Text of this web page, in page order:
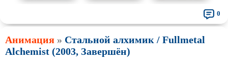
0
Анимация » Стальной алхимик / Fullmetal
Alchemist (2003, Завершён)